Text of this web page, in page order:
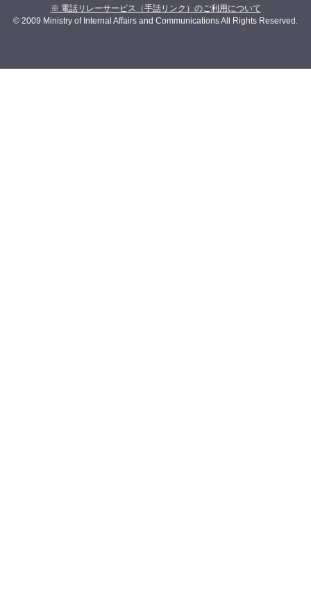
※ 電話リレーサービス（手話リンク）のご利用について
© 2009 Ministry of Internal Affairs and Communications All Rights Reserved.